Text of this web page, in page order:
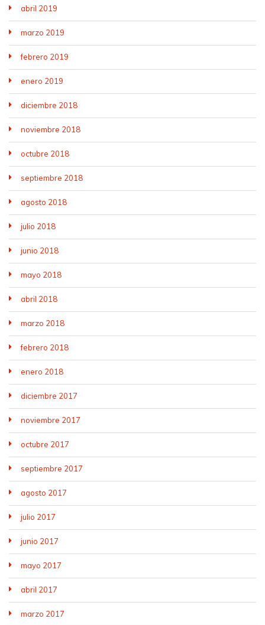
abril 2019
marzo 2019
febrero 2019
enero 2019
diciembre 2018
noviembre 2018
octubre 2018
septiembre 2018
agosto 2018
julio 2018
junio 2018
mayo 2018
abril 2018
marzo 2018
febrero 2018
enero 2018
diciembre 2017
noviembre 2017
octubre 2017
septiembre 2017
agosto 2017
julio 2017
junio 2017
mayo 2017
abril 2017
marzo 2017